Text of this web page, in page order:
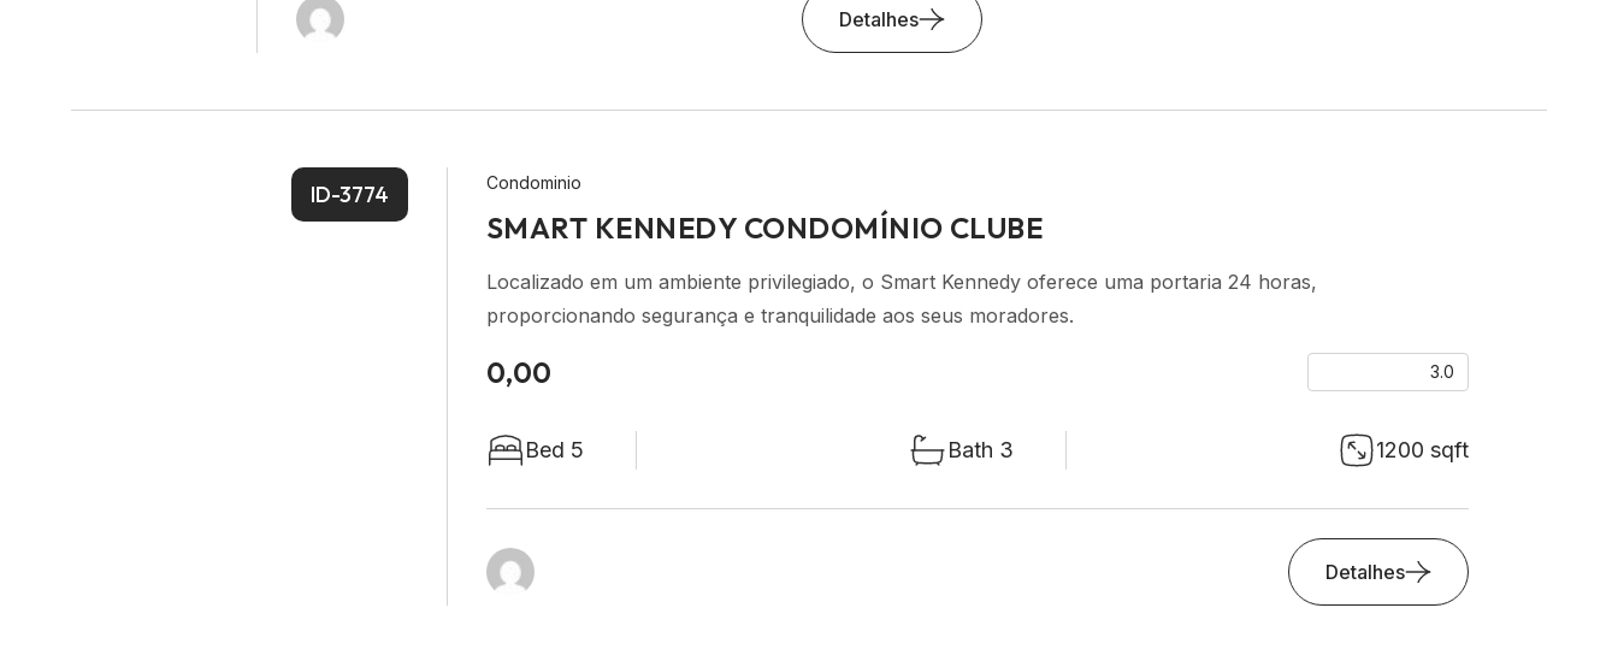
Detalhes
ID-3774 Condominio
SMART KENNEDY CONDOMÍNIO CLUBE
Localizado em um ambiente privilegiado, o Smart Kennedy oferece uma portaria 24 horas,
proporcionando segurança e tranquilidade aos seus moradores.
0,00 3.0
Bed 5 Bath 3 1200 sqft
Detalhes